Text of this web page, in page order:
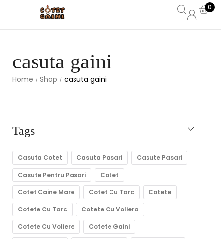
0
casuta gaini
Home / Shop / casuta gaini
Tags
Casuta Cotet Casuta Pasari Casute Pasari
Casute Pentru Pasari Cotet
Cotet Caine Mare Cotet Cu Tarc Cotete
Cotete Cu Tarc Cotete Cu Voliera
Cotete Cu Voliere Cotete Gaini